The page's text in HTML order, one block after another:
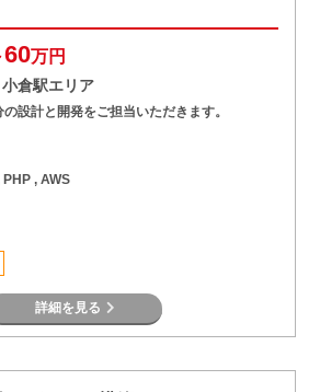
60万円
倉駅エリア
設計と開発をご担当いただきます。
, AWS
詳細を見る